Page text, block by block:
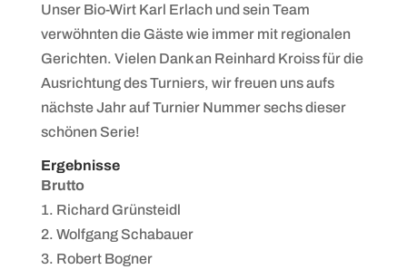
Unser Bio-Wirt Karl Erlach und sein Team
verwöhnten die Gäste wie immer mit regionalen
Gerichten. Vielen Dank an Reinhard Kroiss für die
Ausrichtung des Turniers, wir freuen uns aufs
nächste Jahr auf Turnier Nummer sechs dieser
schönen Serie!
Ergebnisse
Brutto
1. Richard Grünsteidl
2. Wolfgang Schabauer
3. Robert Bogner